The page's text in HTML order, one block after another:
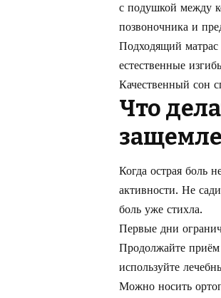
с подушкой между
позвоночника и
Подходящий
естественные
Качественный сон
Что
Когда острая боль
активности. Не
боль уже стихла.
Первые дни
Продолжайте приём
используйте
Можно носить